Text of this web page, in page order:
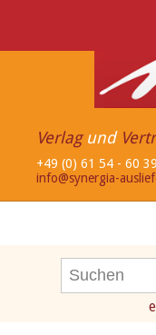
Verlagund
+49 (0) 61 54 - 60
info@synergia-